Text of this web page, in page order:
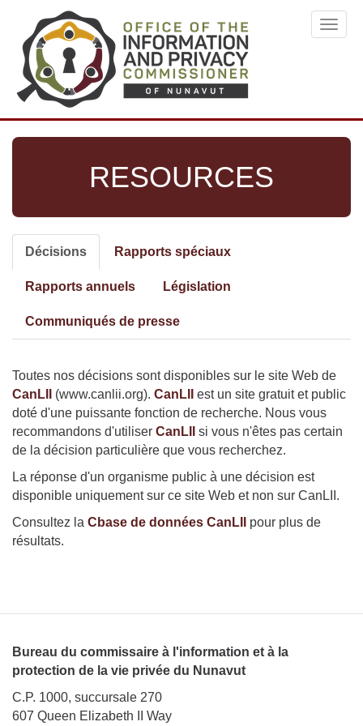
main
content
RESOURCES
Primary
tabs
Décisions (active
tab)
Rapports spéciaux
Rapports annuels Législation
Communiqués de presse
Toutes nos décisions sont disponibles sur le site Web de
CanLII
(www.canlii.org). CanLII
est un site gratuit et public
doté d'une puissante fonction de recherche. Nous vous
recommandons d'utiliser CanLII
si vous n'êtes pas certain
de la décision particulière que vous recherchez.
La réponse d'un organisme public à une décision est
disponible uniquement sur ce site Web et non sur CanLII.
Consultez la Cbase de données CanLII
pour plus de
résultats.
Bureau du commissaire à l'information et à la
protection de la vie privée du Nunavut
C.P. 1000, succursale 270
607 Queen Elizabeth II Way